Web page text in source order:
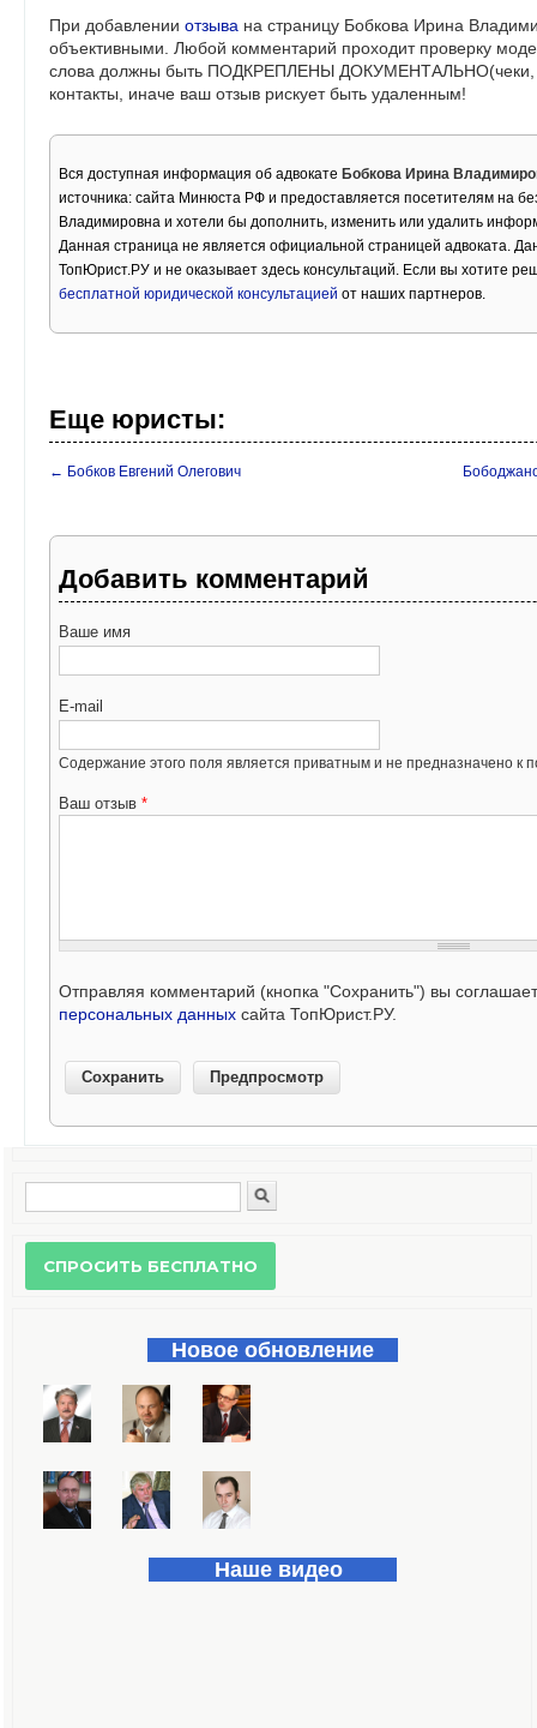
При добавлении отзыва на страницу Бобкова Ирина
объективными. Любой комментарий проходит проверку
слова должны быть ПОДКРЕПЛЕНЫ ДОКУМЕНТАЛЬНО(чеки,
контакты, иначе ваш отзыв рискует быть удаленным!
Вся доступная информация об адвокате Бобкова Ирина
источника: сайта Минюста РФ и предоставляется посетителям на
Владимировна и хотели бы дополнить, изменить или удалить
Данная страница не является официальной страницей адвоката.
ТопЮрист.РУ и не оказывает здесь консультаций. Если вы хотите
бесплатной юридической консультацией от наших партнеров.
Еще юристы:
← Бобков Евгений Олегович
Добавить комментарий
Ваше имя
E-mail
Содержание этого поля является приватным и не предназначено к
Ваш отзыв *
Отправляя комментарий (кнопка "Сохранить") вы
персональных данных сайта ТопЮрист.РУ.
Форма поиска
Новое обновление
Наше видео